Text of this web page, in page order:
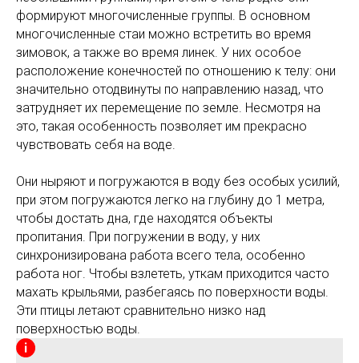
формируют многочисленные группы. В основном
многочисленные стаи можно встретить во время
зимовок, а также во время линек. У них особое
расположение конечностей по отношению к телу: они
значительно отодвинуты по направлению назад, что
затрудняет их перемещение по земле. Несмотря на
это, такая особенность позволяет им прекрасно
чувствовать себя на воде.
Они ныряют и погружаются в воду без особых усилий,
при этом погружаются легко на глубину до 1 метра,
чтобы достать дна, где находятся объекты
пропитания. При погружении в воду, у них
синхронизирована работа всего тела, особенно
работа ног. Чтобы взлететь, уткам приходится часто
махать крыльями, разбегаясь по поверхности воды.
Эти птицы летают сравнительно низко над
поверхностью воды.